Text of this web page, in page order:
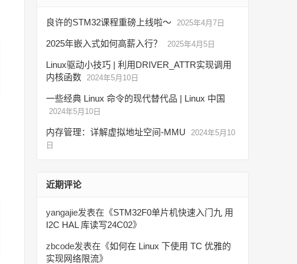
良许的STM32课程重磅上线啦～ 2025年4月7日
2025年嵌入式如何高薪入行？ 2025年4月5日
Linux驱动小技巧 | 利用DRIVER_ATTR实现调用
内核函数 2024年5月10日
一些经典 Linux 命令的现代替代品 | Linux 中国
2024年5月10日
内存管理：详解虚拟地址空间-MMU
2024年5月10
日
近期评论
yangajie发表在《STM32F0单片机快速入门九 用
I2C HAL 库读写24C02》
zbcode发表在《如何在 Linux 下使用 TC 优雅的
实现网络限流》